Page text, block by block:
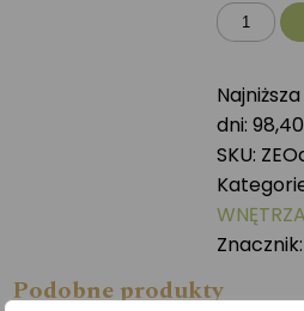
ilość
Zegar
-
30
cm
dni:98,40
SKU:
Znacznik:
Podobne produkty